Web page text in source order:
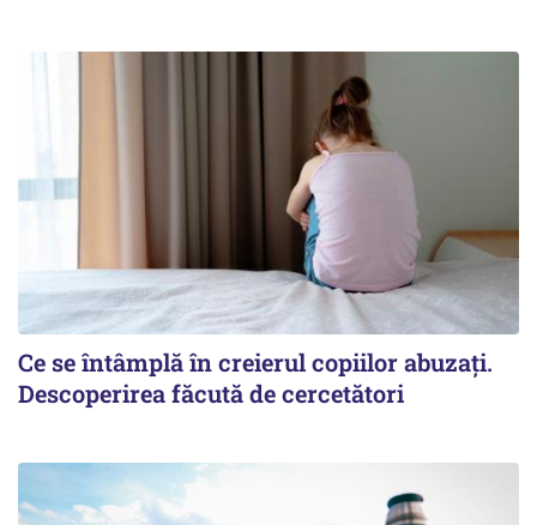
Ce se întâmplă în creierul copiilor abuzați.
Descoperirea făcută de cercetători